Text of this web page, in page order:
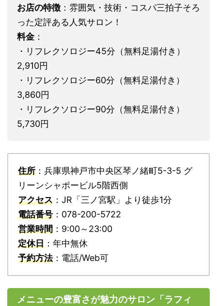
お店の特徴 ：雰囲気・技術・コスパ三拍子そろ
った定評ある人気サロン！
料金：
・リフレクソロジー45分（無料足湯付き）
2,910円
・リフレクソロジー60分（無料足湯付き）
3,860円
・リフレクソロジー90分（無料足湯付き）
5,730円
住所 ：兵庫県神戸市中央区琴ノ緒町5-3-5 グ
リーンシャポービル5階西側
アクセス ：JR「三ノ宮駅」より徒歩1分
電話番号 ：078-200-5722
営業時間 ：9:00～23:00
定休日 ：年中無休
予約方法：電話/Web可
メニューの豊富さが魅力のサロン「ラフィ